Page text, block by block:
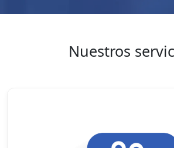
Nuestros